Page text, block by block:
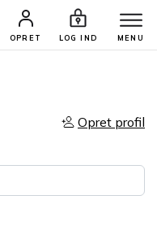
OPRET LOG IND MENU
Opret profil